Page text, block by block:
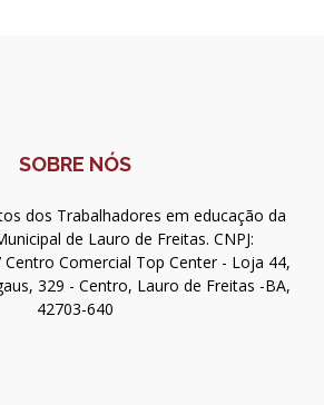
SOBRE NÓS
dos Trabalhadores em educação da
de Lauro de Freitas. CNPJ:
Centro Comercial Top Center - Loja 44,
329 - Centro, Lauro de Freitas -BA,
42703-640